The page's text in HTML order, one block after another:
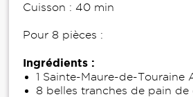
Cuisson : 40 min
Pour 8 pièces :
Ingrédients :
1 Sainte-Maure-de-Touraine
8 belles tranches de pain de